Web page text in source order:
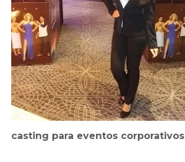
casting para eventos corporativos